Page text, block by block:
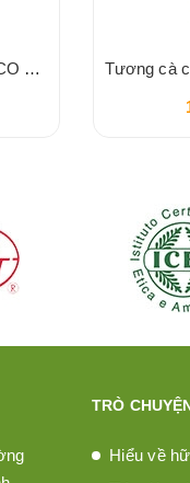
Tương Ớt Truyền Thống SPICO Sriracha Chilli Sauce 240g
TRÒ
Hiểu về